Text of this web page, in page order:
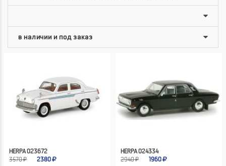
HERPA 023672
3570 ₽
2380
HERPA 024334
2940 ₽
1960